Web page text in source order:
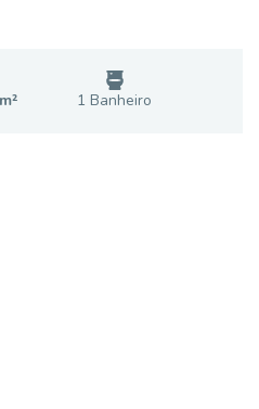
m² 1 Banheiro